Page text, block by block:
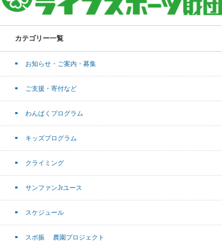
カテゴリー一覧
お知らせ・ご案内・募集
ご支援・寄付など
わんぱくプログラム
キッズプログラム
クライミング
サンファンJrユース
スケジュール
スポ振 農園プロジェクト